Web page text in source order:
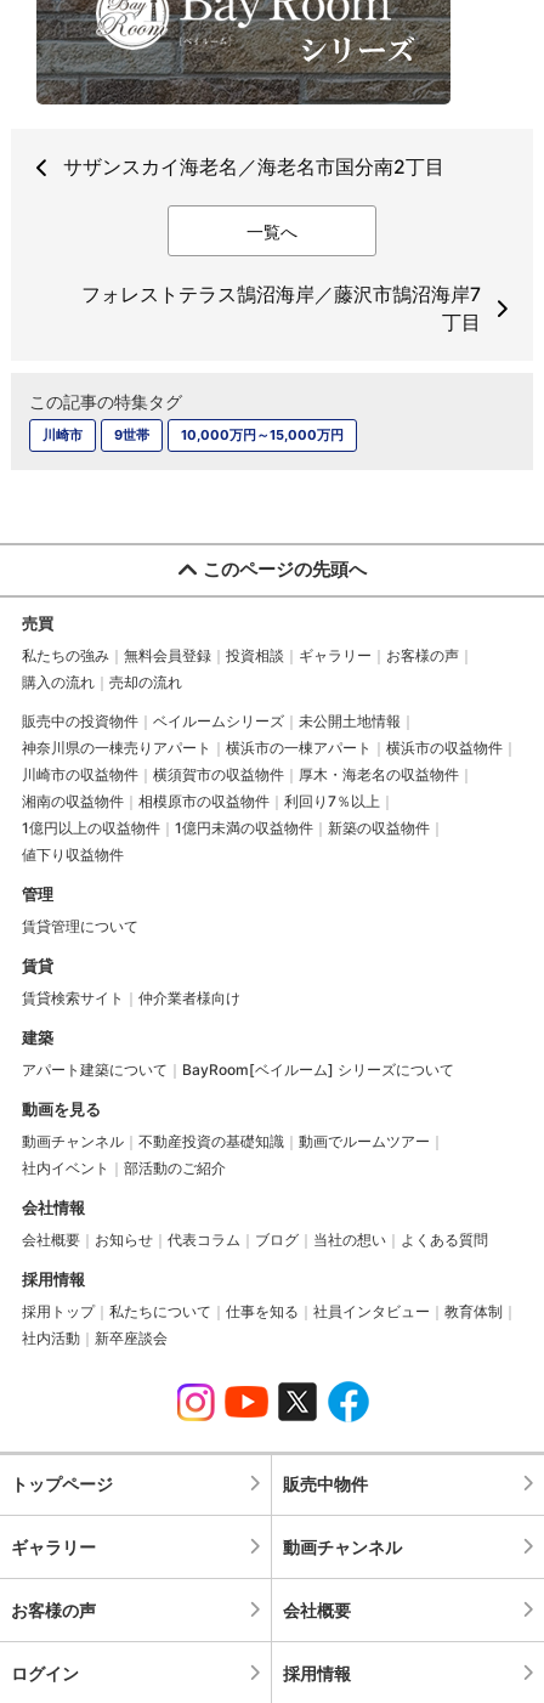
サザンスカイ海老名／海老名市国分南2丁目
一覧へ
フォレストテラス鵠沼海岸／藤沢市鵠沼海岸7
丁目
この記事の特集タグ
川崎市 9世帯 10,000万円～15,000万円
このページの先頭へ
売買
私たちの強み 無料会員登録 投資相談 ギャラリー
お客様の声
購入の流れ
売却の流れ
販売中の投資物件 ベイルームシリーズ
未公開土地情報
神奈川県の一棟売りアパート
横浜市の一棟アパート
横浜市の収益物件
川崎市の収益物件
横須賀市の収益物件
厚木・海老名の収益物件
湘南の収益物件
相模原市の収益物件
利回り7％以上
1億円以上の収益物件
1億円未満の収益物件
新築の収益物件
値下り収益物件
管理
賃貸管理について
賃貸
賃貸検索サイト 仲介業者様向け
建築
アパート建築について BayRoom[ベイルーム] シリーズについて
動画を見る
動画チャンネル 不動産投資の基礎知識
動画でルームツアー
社内イベント
部活動のご紹介
会社情報
会社概要 お知らせ 代表コラム ブログ 当社の想い よくある質問
採用情報
採用トップ 私たちについて 仕事を知る 社員インタビュー
教育体制
社内活動
新卒座談会
トップページ 販売中物件
ギャラリー 動画チャンネル
お客様の声 会社概要
ログイン 採用情報